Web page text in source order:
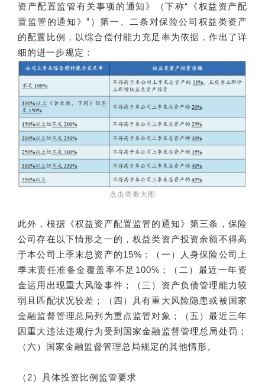
资产配置监管有关事项的通知》（下称“《权益资产配
置监管的通知》”）第一、二条对保险公司权益类资产
的配置比例，以综合偿付能力充足率为依据，作出了详
细的进一步规定：
点击查看大图
此外，根据《权益资产配置监管的通知》第三条，保险
公司存在以下情形之一的，权益类资产投资余额不得高
于本公司上季末总资产的15%：（一）人身保险公司上
季末责任准备金覆盖率不足100%；（二）最近一年资
金运用出现重大风险事件；（三）资产负债管理能力较
弱且匹配状况较差；（四）具有重大风险隐患或被国家
金融监督管理总局列为重点监管对象；（五）最近三年
因重大违法违规行为受到国家金融监督管理总局处罚；
（六）国家金融监督管理总局规定的其他情形。
（2）具体投资比例监管要求